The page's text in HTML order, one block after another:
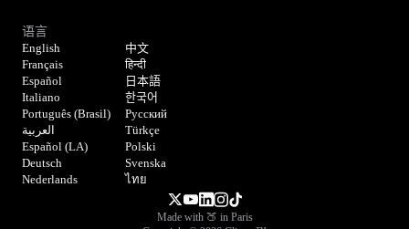
语言
English
Français
Español
Italiano
Português (Brasil)
العربية
Español (LA)
Deutsch
Nederlands
中文
हिन्दी
日本語
한국어
Русский
Türkçe
Polski
Svenska
ไทย
Made with 🍑 in Paris